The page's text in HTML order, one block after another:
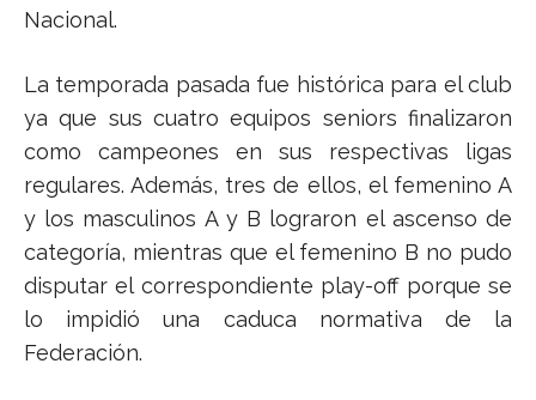
Nacional.
La temporada pasada fue histórica para el club
ya que sus cuatro equipos seniors finalizaron
como campeones en sus respectivas ligas
regulares. Además, tres de ellos, el femenino A
y los masculinos A y B lograron el ascenso de
categoría, mientras que el femenino B no pudo
disputar el correspondiente play-off porque se
lo impidió una caduca normativa de la
Federación.